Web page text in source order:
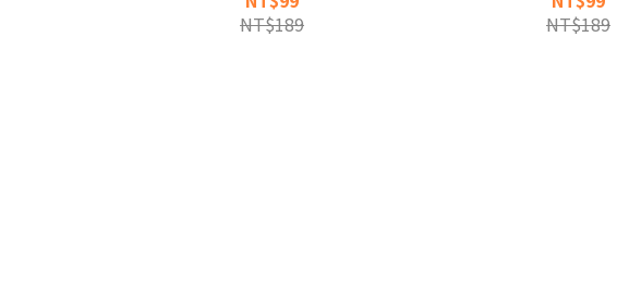
NT$189
NT$189